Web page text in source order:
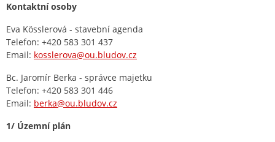
Kontaktní osoby
Eva Kösslerová - stavební agenda
Telefon: +420 583 301 437
Email: kosslerova@ou.bludov.cz
Bc. Jaromír Berka - správce majetku
Telefon: +420 583 301 446
Email: berka@ou.bludov.cz
1/ Územní plán